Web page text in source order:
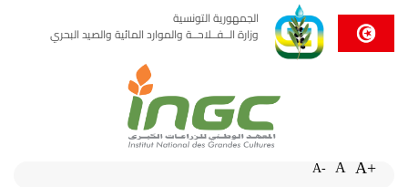
الجمهورية التونسية
وزارة الــفــلاحــة والموارد المائية والصيد البحري
A- A A+